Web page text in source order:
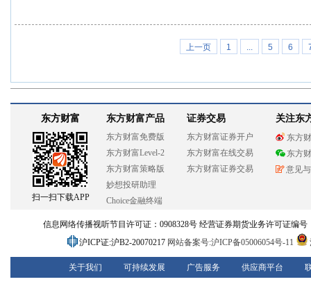
上一页 1 ... 5 6
东方财富
扫一扫下载APP
东方财富产品
东方财富免费版
东方财富Level-2
东方财富策略版
妙想投研助理
Choice金融终端
证券交易
东方财富证券开户
东方财富在线交易
东方财富证券交易
关注东
东方
东方
意见
信息网络传播视听节目许可证：0908328号 经营证券期货业务许可证编号
沪ICP证:沪B2-20070217 网站备案号:沪ICP备05006054号-11
关于我们 可持续发展 广告服务 供应商平台